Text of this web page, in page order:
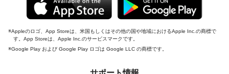
Appleのロゴ、App Storeは、米国もしくはその他の国や地域におけるApple Inc.の商標で
す。App Storeは、Apple Inc.のサービスマークです。
Google Play および Google Play ロゴは Google LLC の商標です。